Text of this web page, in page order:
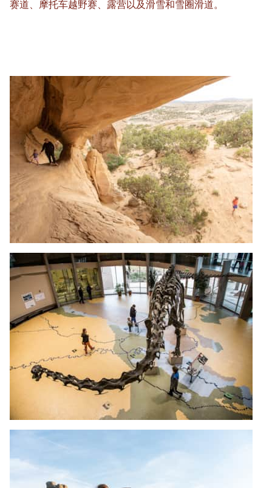
赛道、摩托车越野赛、露营以及滑雪和雪圈滑道。